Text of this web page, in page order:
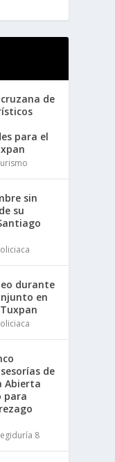
de
para el
sin
su
durante
en
de
Abierta
para
8